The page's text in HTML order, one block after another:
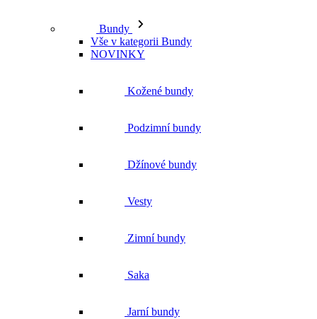
Bundy
Vše v kategorii Bundy
NOVINKY
Kožené bundy
Podzimní bundy
Džínové bundy
Vesty
Zimní bundy
Saka
Jarní bundy